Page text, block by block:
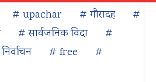
# upachar # गौरादह
#
# सार्वजनिक विदा
#
# free
#